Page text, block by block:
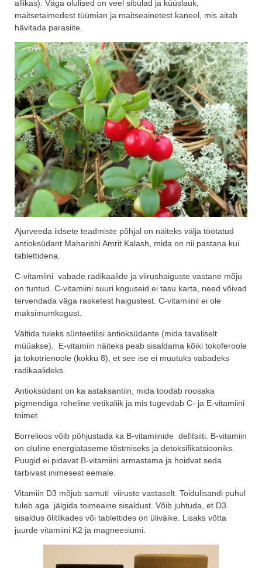
allikas). Väga olulised on veel sibulad ja küüslauk,
maitsetaimedest tüümian ja maitseainetest kaneel, mis aitab
hävitada parasiite.
Ajurveeda iidsete teadmiste põhjal on näiteks välja töötatud
antioksüdant Maharishi Amrit Kalash, mida on nii pastana kui
tablettidena.
C-vitamiini vabade radikaalide ja viirushaiguste vastane mõju
on tuntud. C-vitamiini suuri koguseid ei tasu karta, need võivad
tervendada väga rasketest haigustest. C-vitamiinil ei ole
maksimumkogust.
Vältida tuleks sünteetilisi antioksüdante (mida tavaliselt
müüakse). E-vitamiin näiteks peab sisaldama kõiki tokoferoole
ja tokotrienoole (kokku 8), et see ise ei muutuks vabadeks
radikaalideks.
Antioksüdant on ka astaksantiin, mida toodab roosaka
pigmendiga roheline vetikaliik ja mis tugevdab C- ja E-vitamiini
toimet.
Borrelioos võib põhjustada ka B-vitamiinide defitsiiti. B-vitamiin
on oluline energiataseme tõstmiseks ja detoksifikatsiooniks.
Puugid ei pidavat B-vitamiini armastama ja hoidvat seda
tarbivast inimesest eemale.
Vitamiin D3 mõjub samuti viiruste vastaselt. Toidulisandi puhul
tuleb aga jälgida toimeaine sisaldust. Võib juhtuda, et D3
sisaldus õlitilkades või tablettides on üliväike. Lisaks võtta
juurde vitamiini K2 ja magneesiumi.